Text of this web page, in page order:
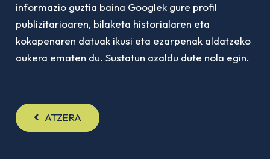
informazio guztia baina Googlek gure profil
publizitarioaren, bilaketa historialaren eta
kokapenaren datuak ikusi eta ezarpenak aldatzeko
aukera ematen du. Sustatun azaldu dute nola egin.
ATZERA